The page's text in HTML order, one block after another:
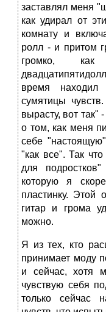
заставлял меня
как удирал от
комнату и
ролл - и притом
громко,
время находил
сумятицы
вырасту, вот так"
о том, как меня
себе
"как все". Так
для
которую я
пластинку. Этой
гитар и грома
можно.
Я из тех, кто
принимает моду
и сейчас, хотя
чувствую себя
только сейчас